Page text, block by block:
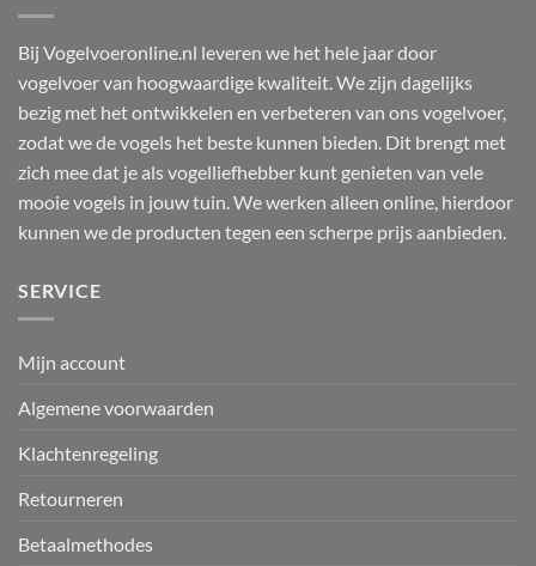
Bij Vogelvoeronline.nl leveren we het hele jaar door
vogelvoer van hoogwaardige kwaliteit. We zijn dagelijks
bezig met het ontwikkelen en verbeteren van ons vogelvoer,
zodat we de vogels het beste kunnen bieden. Dit brengt met
zich mee dat je als vogelliefhebber kunt genieten van vele
mooie vogels in jouw tuin. We werken alleen online, hierdoor
kunnen we de producten tegen een scherpe prijs aanbieden.
SERVICE
Mijn account
Algemene voorwaarden
Klachtenregeling
Retourneren
Betaalmethodes